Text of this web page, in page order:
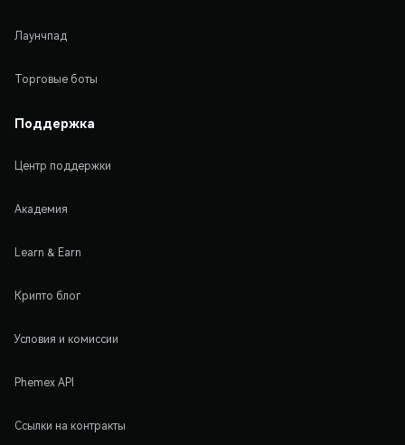
Лаунчпад
Торговые боты
Поддержка
Центр поддержки
Академия
Learn & Earn
Крипто блог
Условия и комиссии
Phemex API
Ссылки на контракты